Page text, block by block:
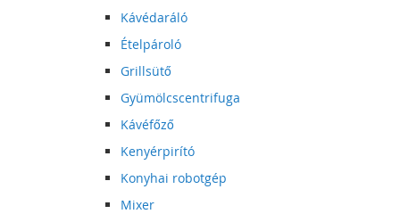
Kávédaráló
Ételpároló
Grillsütő
Gyümölcscentrifuga
Kávéfőző
Kenyérpirító
Konyhai robotgép
Mixer